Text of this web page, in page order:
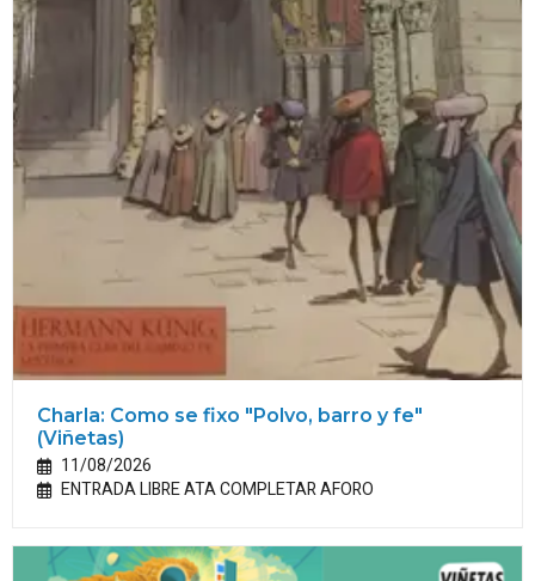
Charla: Como se fixo "Polvo, barro y fe"
(Viñetas)
11/08/2026
ENTRADA LIBRE ATA COMPLETAR AFORO